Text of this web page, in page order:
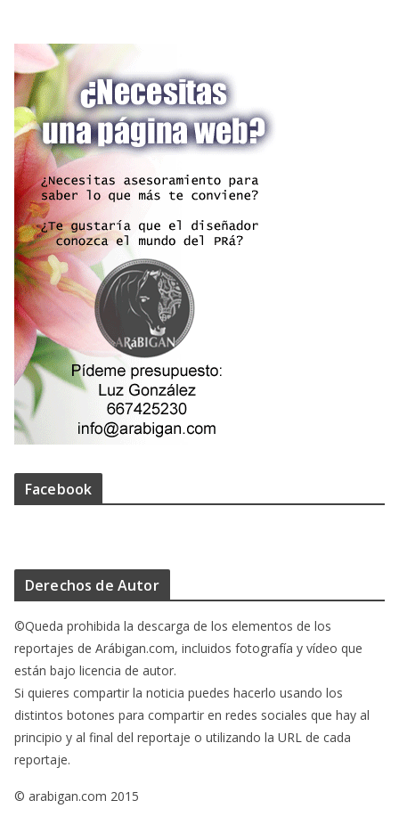
Facebook
Derechos de Autor
©Queda prohibida la descarga de los elementos de los
reportajes de Arábigan.com, incluidos fotografía y vídeo que
están bajo licencia de autor.
Si quieres compartir la noticia puedes hacerlo usando los
distintos botones para compartir en redes sociales que hay al
principio y al final del reportaje o utilizando la URL de cada
reportaje.
© arabigan.com 2015